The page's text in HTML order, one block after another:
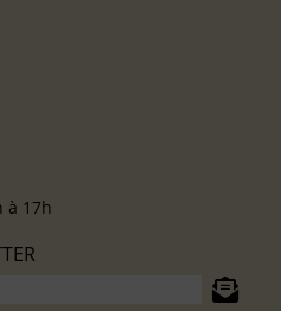
à 17h